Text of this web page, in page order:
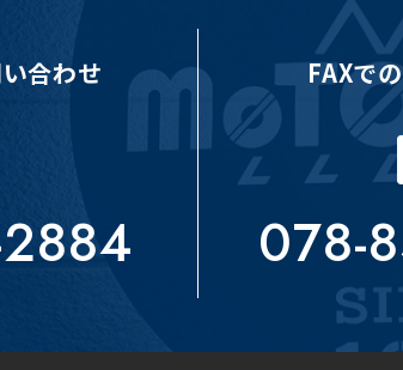
合わせ FAXで
078-